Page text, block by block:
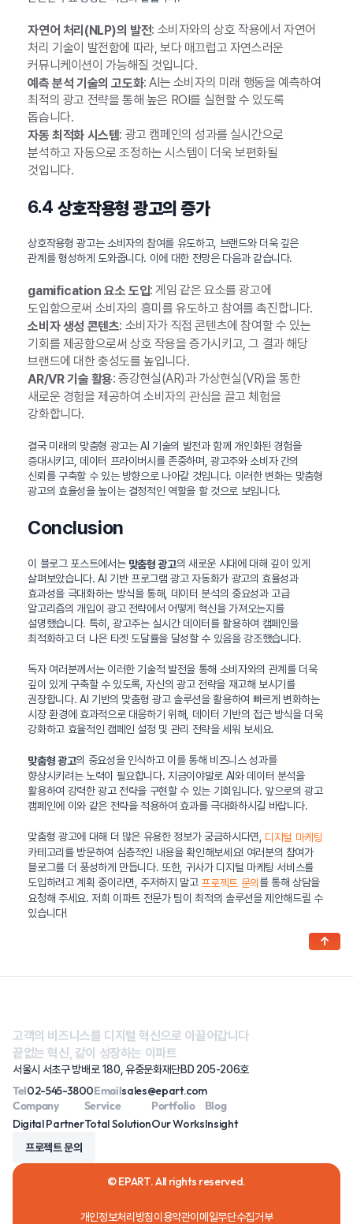
자연어 처리(NLP)의 발전: 소비자와의 상호 작용에서 자연어
처리 기술이 발전함에 따라, 보다 매끄럽고 자연스러운
커뮤니케이션이 가능해질 것입니다.
예측 분석 기술의 고도화: AI는 소비자의 미래 행동을 예측하여
최적의 광고 전략을 통해 높은 ROI를 실현할 수 있도록
돕습니다.
자동 최적화 시스템: 광고 캠페인의 성과를 실시간으로
분석하고 자동으로 조정하는 시스템이 더욱 보편화될
것입니다.
6.4 상호작용형 광고의 증가
상호작용형 광고는 소비자의 참여를 유도하고, 브랜드와 더욱 깊은
관계를 형성하게 도와줍니다. 이에 대한 전망은 다음과 같습니다.
gamification 요소 도입: 게임 같은 요소를 광고에
도입함으로써 소비자의 흥미를 유도하고 참여를 촉진합니다.
소비자 생성 콘텐츠: 소비자가 직접 콘텐츠에 참여할 수 있는
기회를 제공함으로써 상호 작용을 증가시키고, 그 결과 해당
브랜드에 대한 충성도를 높입니다.
AR/VR 기술 활용: 증강현실(AR)과 가상현실(VR)을 통한
새로운 경험을 제공하여 소비자의 관심을 끌고 체험을
강화합니다.
결국 미래의 맞춤형 광고는 AI 기술의 발전과 함께 개인화된 경험을
증대시키고, 데이터 프라이버시를 존중하며, 광고주와 소비자 간의
신뢰를 구축할 수 있는 방향으로 나아갈 것입니다. 이러한 변화는 맞춤형
광고의 효율성을 높이는 결정적인 역할을 할 것으로 보입니다.
Conclusion
이 블로그 포스트에서는 맞춤형 광고의 새로운 시대에 대해 깊이 있게
살펴보았습니다. AI 기반 프로그램 광고 자동화가 광고의 효율성과
효과성을 극대화하는 방식을 통해, 데이터 분석의 중요성과 고급
알고리즘의 개입이 광고 전략에서 어떻게 혁신을 가져오는지를
설명했습니다. 특히, 광고주는 실시간 데이터를 활용하여 캠페인을
최적화하고 더 나은 타겟 도달률을 달성할 수 있음을 강조했습니다.
독자 여러분께서는 이러한 기술적 발전을 통해 소비자와의 관계를 더욱
깊이 있게 구축할 수 있도록, 자신의 광고 전략을 재고해 보시기를
권장합니다. AI 기반의 맞춤형 광고 솔루션을 활용하여 빠르게 변화하는
시장 환경에 효과적으로 대응하기 위해, 데이터 기반의 접근 방식을 더욱
강화하고 효율적인 캠페인 설정 및 관리 전략을 세워 보세요.
맞춤형 광고의 중요성을 인식하고 이를 통해 비즈니스 성과를
향상시키려는 노력이 필요합니다. 지금이야말로 AI와 데이터 분석을
활용하여 강력한 광고 전략을 구현할 수 있는 기회입니다. 앞으로의 광고
캠페인에 이와 같은 전략을 적용하여 효과를 극대화하시길 바랍니다.
맞춤형 광고에 대해 더 많은 유용한 정보가 궁금하시다면, 디지털 마케팅
카테고리를 방문하여 심층적인 내용을 확인해보세요! 여러분의 참여가
블로그를 더 풍성하게 만듭니다. 또한, 귀사가 디지털 마케팅 서비스를
도입하려고 계획 중이라면, 주저하지 말고 프로젝트 문의 를 통해 상담을
요청해 주세요. 저희 이파트 전문가 팀이 최적의 솔루션을 제안해드릴 수
있습니다!
고객의 비즈니스를 디지털 혁신으로 이끌어갑니다
끝없는 혁신, 같이 성장하는 이파트
서울시 서초구 방배로 180, 유중문화재단BD 205-206호
Tel02-545-3800Emailsales@epart.com
Company
Digital Partner
Service
Total Solution
Portfolio
Our Works
Blog
Insight
프로젝트 문의
© EPART. All rights reserved.
개인정보처리방침이용약관이메일무단수집거부
↑